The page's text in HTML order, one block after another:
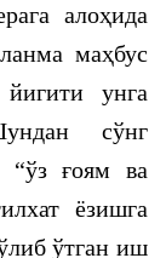
алоҳида
маҳбус
унга
сўнг
“ўз ғоям ва
ёзишга
ўтган иш